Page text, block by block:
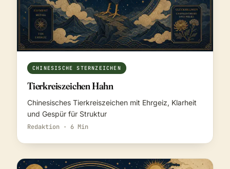
CHINESISCHE STERNZEICHEN
Tierkreiszeichen Hahn
Chinesisches Tierkreiszeichen mit Ehrgeiz, Klarheit
und Gespür für Struktur
Redaktion · 6 Min